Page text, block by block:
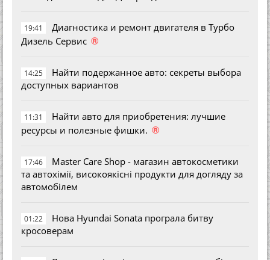
19:41
Диагностика и ремонт двигателя в Турбо
Дизель Сервис ®
14:25
Найти подержанное авто: секреты выбора
доступных вариантов
11:31
Найти авто для приобретения: лучшие
ресурсы и полезные фишки. ®
17:46
Master Care Shop - магазин автокосметики
та автохімії, високоякісні продукти для догляду за
автомобілем
01:22
Нова Hyundai Sonata програла битву
кросоверам